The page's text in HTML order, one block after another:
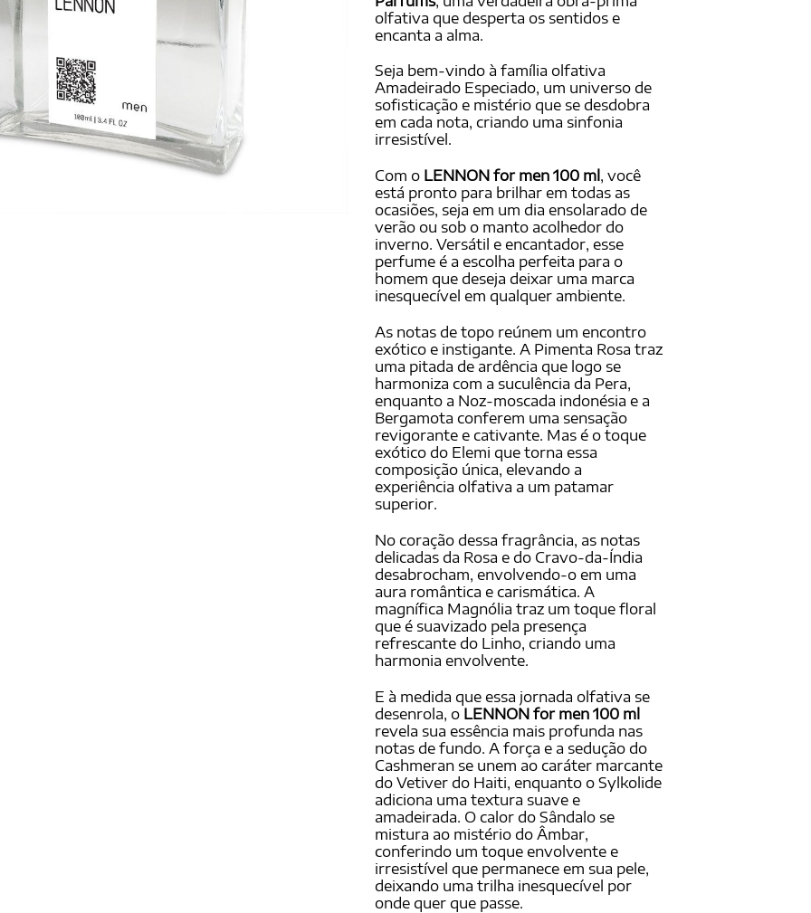
de clientes
olfativa que desperta os sentidos e
encanta a alma.
Seja bem-vindo à família olfativa
Amadeirado Especiado, um universo de
sofisticação e mistério que se desdobra
em cada nota, criando uma sinfonia
irresistível.
Com o LENNON for men 100 ml , você
está pronto para brilhar em todas as
ocasiões, seja em um dia ensolarado de
verão ou sob o manto acolhedor do
inverno. Versátil e encantador, esse
perfume é a escolha perfeita para o
homem que deseja deixar uma marca
inesquecível em qualquer ambiente.
As notas de topo reúnem um encontro
exótico e instigante. A Pimenta Rosa traz
uma pitada de ardência que logo se
harmoniza com a suculência da Pera,
enquanto a Noz-moscada indonésia e a
Bergamota conferem uma sensação
revigorante e cativante. Mas é o toque
exótico do Elemi que torna essa
composição única, elevando a
experiência olfativa a um patamar
superior.
No coração dessa fragrância, as notas
delicadas da Rosa e do Cravo-da-Índia
desabrocham, envolvendo-o em uma
aura romântica e carismática. A
magnífica Magnólia traz um toque floral
que é suavizado pela presença
refrescante do Linho, criando uma
harmonia envolvente.
E à medida que essa jornada olfativa se
desenrola, o LENNON for men 100 ml
revela sua essência mais profunda nas
notas de fundo. A força e a sedução do
Cashmeran se unem ao caráter marcante
do Vetiver do Haiti, enquanto o Sylkolide
adiciona uma textura suave e
amadeirada. O calor do Sândalo se
mistura ao mistério do Âmbar,
conferindo um toque envolvente e
irresistível que permanece em sua pele,
deixando uma trilha inesquecível por
onde quer que passe.